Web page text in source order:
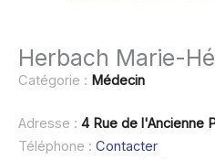
Herbach Marie-
Catégorie : Médecin
Adresse : 4 Rue de l'Ancienne
Téléphone : Contacter